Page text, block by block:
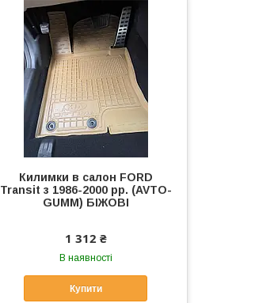
Килимки в салон FORD
Transit з 1986-2000 рр. (AVTO-
GUMM) БІЖОВІ
1 312 ₴
В наявності
Купити